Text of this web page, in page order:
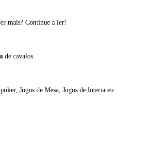
mais? Continue a ler!
de cavalos
Jogos de Mesa, Jogos de loteria etc.